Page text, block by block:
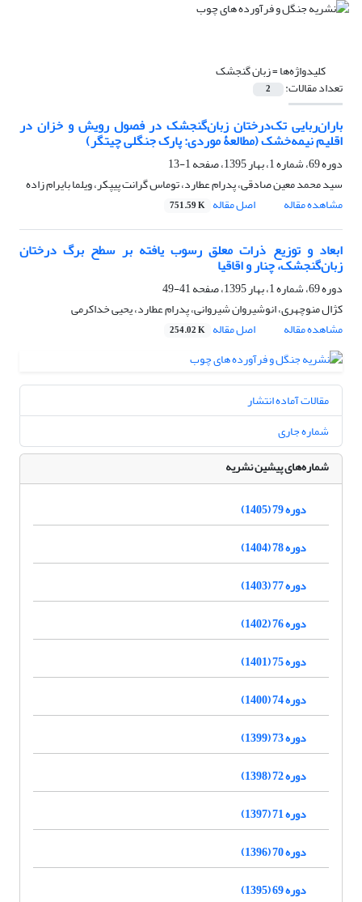
کلیدواژه‌ها =زبان گنجشک
تعداد مقالات: 2
باران‌ربایی تک‌درختان زبان‌گنجشک در فصول رویش و خزان در
اقلیم نیمه‌خشک (مطالعۀ موردی: پارک جنگلی چیتگر)
دوره 69، شماره 1، بهار 1395، صفحه
1-13
سید محمد معین صادقی، پدرام عطارد، توماس گرانت پیپکر، ویلما بایرام زاده
مشاهده مقاله
اصل مقاله 751.59 K
ابعاد و توزیع ذرات معلق رسوب یافته بر سطح برگ درختان
زبان‌گنجشک، چنار و اقاقیا
دوره 69، شماره 1، بهار 1395، صفحه
41-49
کژال منوچهری، انوشیروان شیروانی، پدرام عطارد، یحیی خداکرمی
مشاهده مقاله
اصل مقاله 254.02 K
مقالات آماده انتشار
شماره جاری
شماره‌های پیشین نشریه
دوره 79 (1405)
دوره 78 (1404)
دوره 77 (1403)
دوره 76 (1402)
دوره 75 (1401)
دوره 74 (1400)
دوره 73 (1399)
دوره 72 (1398)
دوره 71 (1397)
دوره 70 (1396)
دوره 69 (1395)